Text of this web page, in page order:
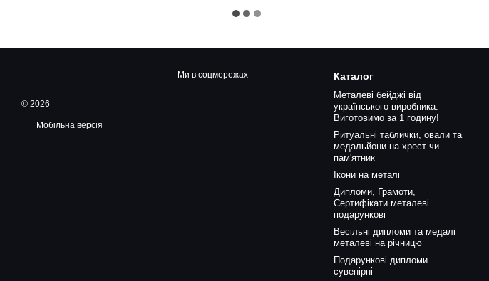
© 2026
Мобільна версія
Ми в соцмережах Каталог
Металеві бейджі від
українського виробника.
Виготовимо за 1 годину!
Ритуальні таблички, овали та
медальйони на хрест чи
пам'ятник
Ікони на металі
Дипломи, Грамоти,
Сертифікати металеві
подарункові
Весільні дипломи та медалі
металеві на річницю
Подарункові дипломи
сувенірні